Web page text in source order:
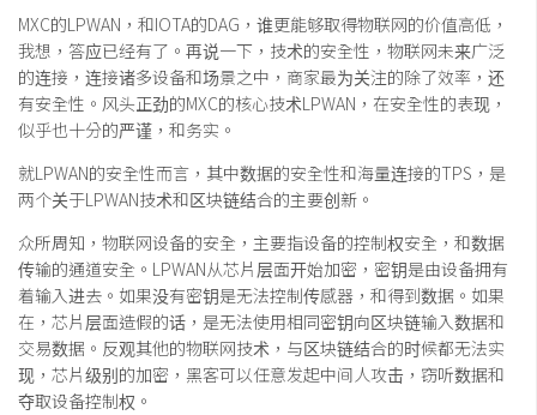
MXC的LPWAN，和IOTA的DAG，谁更能够取得物联网的价值高低，
我想，答应已经有了。再说一下，技术的安全性，物联网未来广泛
的连接，连接诸多设备和场景之中，商家最为关注的除了效率，还
有安全性。风头正劲的MXC的核心技术LPWAN，在安全性的表现，
似乎也十分的严谨，和务实。
就LPWAN的安全性而言，其中数据的安全性和海量连接的TPS，是
两个关于LPWAN技术和区块链结合的主要创新。
众所周知，物联网设备的安全，主要指设备的控制权安全，和数据
传输的通道安全。LPWAN从芯片层面开始加密，密钥是由设备拥有
着输入进去。如果没有密钥是无法控制传感器，和得到数据。如果
在，芯片层面造假的话，是无法使用相同密钥向区块链输入数据和
交易数据。反观其他的物联网技术，与区块链结合的时候都无法实
现，芯片级别的加密，黑客可以任意发起中间人攻击，窃听数据和
夺取设备控制权。